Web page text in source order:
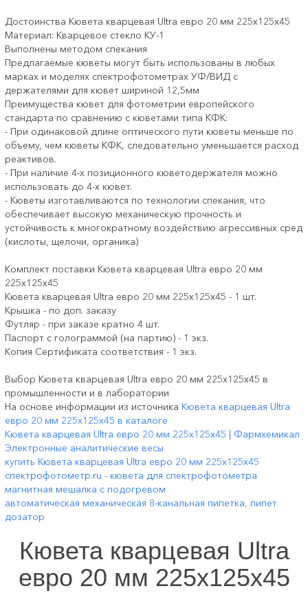
Достоинства Кювета кварцевая Ultra евро 20 мм 225х125х45
Материал: Кварцевое стекло КУ-1
Выполнены методом спекания
Предлагаемые кюветы могут быть использованы в любых
марках и моделях спектрофотометрах УФ/ВИД с
держателями для кювет шириной 12,5мм
Преимущества кювет для фотометрии европейского
стандарта по сравнению с кюветами типа КФК:
- При одинаковой длине оптического пути кюветы меньше по
объему, чем кюветы КФК, следовательно уменьшается расход
реактивов.
- При наличие 4-х позиционного кюветодержателя можно
использовать до 4-х кювет.
- Кюветы изготавливаются по технологии спекания, что
обеспечивает высокую механическую прочность и
устойчивость к многократному воздействию агрессивных сред
(кислоты, щелочи, органика)
Комплект поставки Кювета кварцевая Ultra евро 20 мм
225х125х45
Кювета кварцевая Ultra евро 20 мм 225х125х45 - 1 шт.
Крышка - по доп. заказу
Футляр - при заказе кратно 4 шт.
Паспорт с голограммой (на партию) - 1 экз.
Копия Сертификата соответствия - 1 экз.
Выбор Кювета кварцевая Ultra евро 20 мм 225х125х45 в
промышленности и в лаборатории
На основе информации из источника Кювета кварцевая Ultra
евро 20 мм 225х125х45 в каталоге
Кювета кварцевая Ultra евро 20 мм 225х125х45 | Фармхемикал
Электронные аналитические весы
купить Кювета кварцевая Ultra евро 20 мм 225х125х45
спектрофотометр.ru - кювета для спектрофотометра
магнитная мешалка c подогревом
автоматическая механическая 8-канальная пипетка, пипет
дозатор
Кювета кварцевая Ultra
евро 20 мм 225х125х45